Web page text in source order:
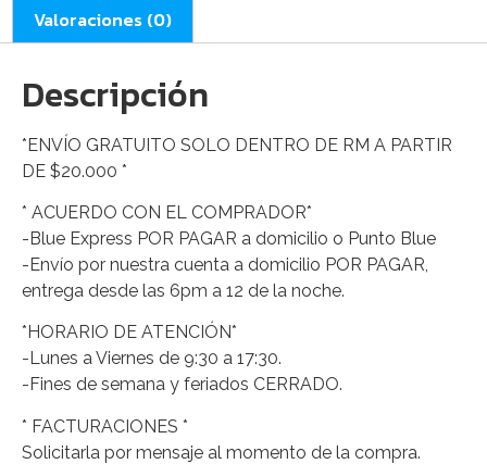
Valoraciones (0)
Descripción
*ENVÍO GRATUITO SOLO DENTRO DE RM A PARTIR
DE $20.000 *
* ACUERDO CON EL COMPRADOR*
-Blue Express POR PAGAR a domicilio o Punto Blue
-Envío por nuestra cuenta a domicilio POR PAGAR,
entrega desde las 6pm a 12 de la noche.
*HORARIO DE ATENCIÓN*
-Lunes a Viernes de 9:30 a 17:30.
-Fines de semana y feriados CERRADO.
* FACTURACIONES *
Solicitarla por mensaje al momento de la compra.